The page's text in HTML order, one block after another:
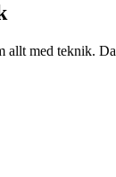
med teknik.